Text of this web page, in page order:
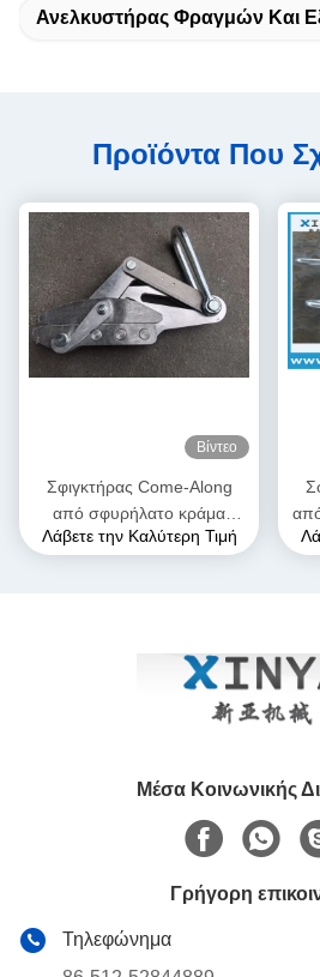
Ανελκυστήρας Φραγμών Και
Προϊόντα Που
Βίντεο
Σφιγκτήρας Come-Along
από σφυρήλατο κράμα
αλουμινίου υψηλής αντοχής,
Λάβετε την Καλύτερη Τιμή
Μέσα Κοινωνικής
Γρήγορη
Τηλεφώνημα